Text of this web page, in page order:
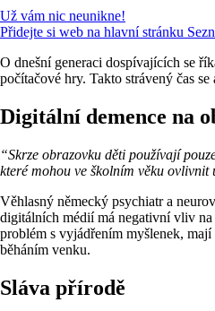
Už vám nic neunikne!
Přidejte si web na hlavní stránku
O dnešní generaci dospívajících se
počítačové hry. Takto strávený čas
Digitální demence na
“Skrze obrazovku děti používají
které mohou ve školním věku
Věhlasný německý psychiatr a
digitálních médií má negativní vliv
problém s vyjádřením myšlenek,
běháním venku.
Sláva přírodě